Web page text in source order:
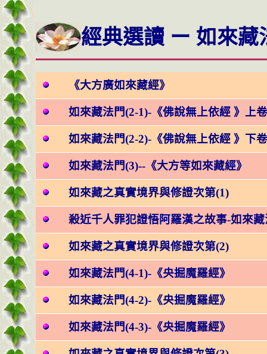
經典選讀 ー 如來藏
《大方廣如來藏經》
如來藏法門(2-1)-《佛說無上依經 》上卷
如來藏法門(2-2)-《佛說無上依經 》下卷
如來藏法門(3)--《大方等如來藏經》
如來藏之真實境界與修證次第(1)
殺近千人罪犯證悟阿羅漢之故事-如來
如來藏之真實境界與修證次第(2)
如來藏法門(4-1)-《央掘魔羅經》
如來藏法門(4-2)-《央掘魔羅經》
如來藏法門(4-3)-《央掘魔羅經》